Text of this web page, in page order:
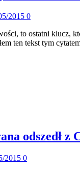
2015 0
to ostatni klucz,
ten tekst tym
odszedł z
2015 0